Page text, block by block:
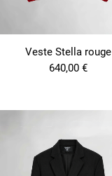
Veste Stella rouge
640,00 €